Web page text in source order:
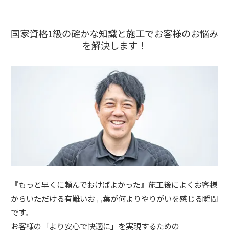
国家資格1級の確かな知識と施工でお客様のお悩み
を解決します！
『もっと早くに頼んでおけばよかった』施工後によくお客様
からいただける有難いお言葉が何よりやりがいを感じる瞬間
です。
お客様の「より安心で快適に」を実現するための